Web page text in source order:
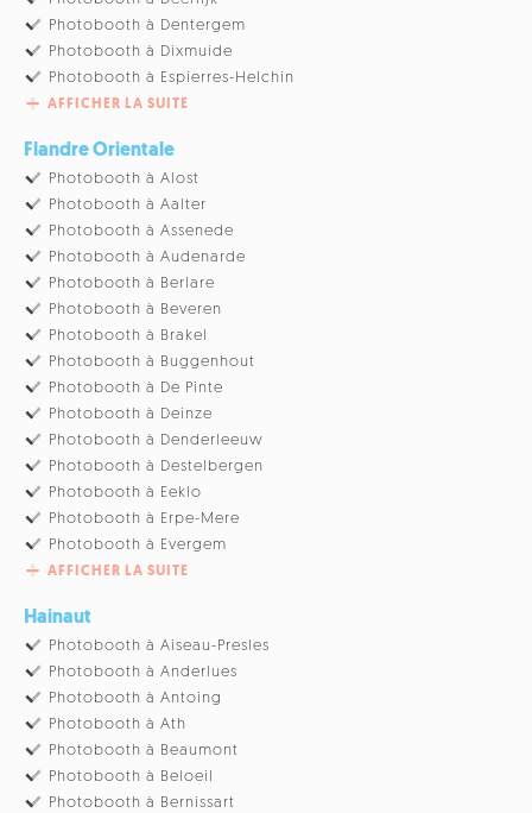
Photobooth à Dentergem
Photobooth à Dixmuide
Photobooth à Espierres-Helchin
AFFICHER LA SUITE
Flandre Orientale
Photobooth à Alost
Photobooth à Aalter
Photobooth à Assenede
Photobooth à Audenarde
Photobooth à Berlare
Photobooth à Beveren
Photobooth à Brakel
Photobooth à Buggenhout
Photobooth à De Pinte
Photobooth à Deinze
Photobooth à Denderleeuw
Photobooth à Destelbergen
Photobooth à Eeklo
Photobooth à Erpe-Mere
Photobooth à Evergem
AFFICHER LA SUITE
Hainaut
Photobooth à Aiseau-Presles
Photobooth à Anderlues
Photobooth à Antoing
Photobooth à Ath
Photobooth à Beaumont
Photobooth à Beloeil
Photobooth à Bernissart